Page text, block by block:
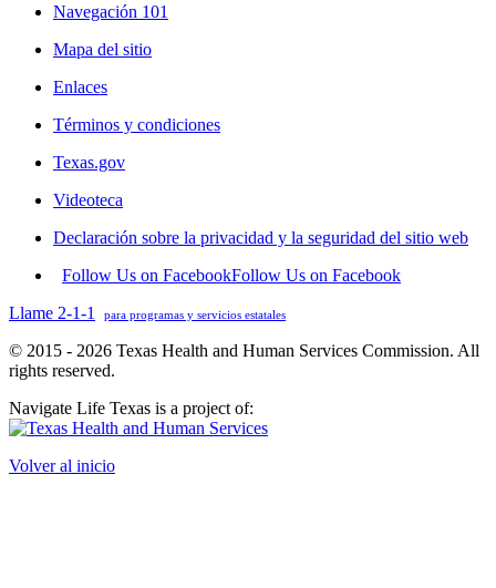
Navegación 101
Mapa del sitio
Enlaces
Términos y condiciones
Texas.gov
Videoteca
Declaración sobre la privacidad y la seguridad del sitio web
Follow Us on FacebookFollow Us on Facebook
Llame 2-1-1
para programas y servicios estatales
© 2015 - 2026 Texas Health and Human Services Commission. All
rights reserved.
Navigate Life Texas is a project of:
Volver al inicio